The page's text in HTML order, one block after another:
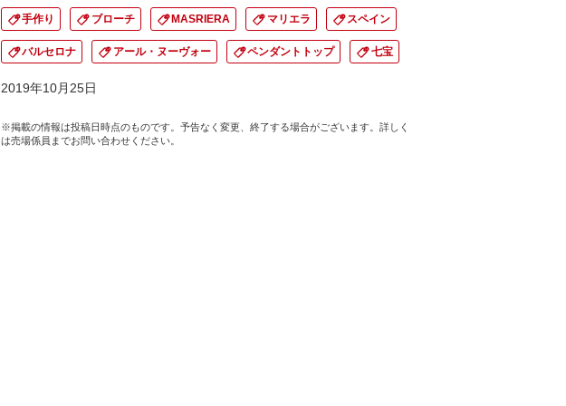
手作り ブローチ MASRIERA マリエラ スペイン
バルセロナ アール・ヌーヴォー ペンダントトップ 七宝
2019年10月25日
※掲載の情報は投稿日時点のものです。予告なく変更、終了する場合がございます。詳しく
は売場係員までお問い合わせください。